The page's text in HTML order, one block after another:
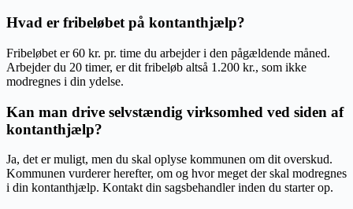
Hvad er fribeløbet på kontanthjælp?
Fribeløbet er 60 kr. pr. time du arbejder i den pågældende måned.
Arbejder du 20 timer, er dit fribeløb altså 1.200 kr., som ikke
modregnes i din ydelse.
Kan man drive selvstændig virksomhed ved siden af
kontanthjælp?
Ja, det er muligt, men du skal oplyse kommunen om dit overskud.
Kommunen vurderer herefter, om og hvor meget der skal modregnes
i din kontanthjælp. Kontakt din sagsbehandler inden du starter op.